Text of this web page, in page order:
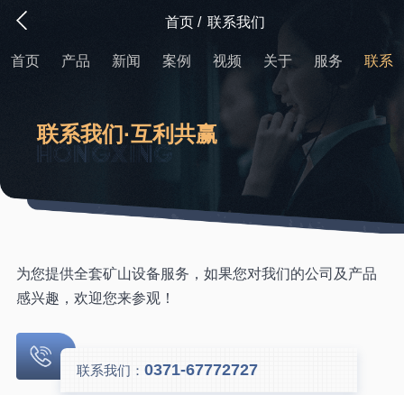
首页 / 联系我们
首页 产品 新闻 案例 视频 关于 服务 联系
联系我们·互利共赢
为您提供全套矿山设备服务，如果您对我们的公司及产品
感兴趣，欢迎您来参观！
联系我们：0371-67772727